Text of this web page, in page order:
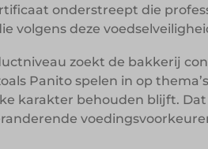
onderstreept die
volgens deze
zoekt de bakkerij
Panito spelen in op
karakter behouden blijft.